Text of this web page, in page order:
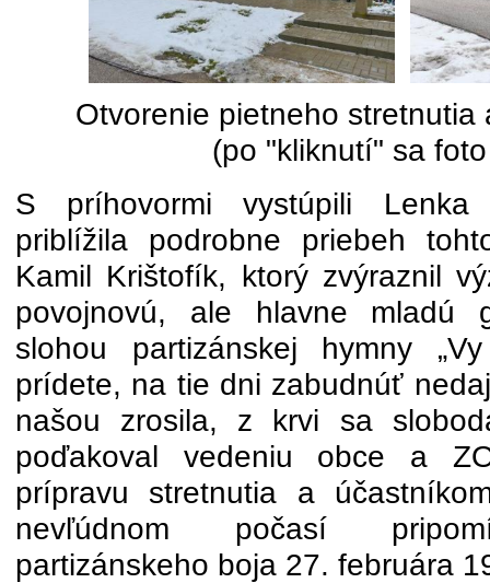
Otvorenie pietneho stretnutia
(po "kliknutí" sa
S príhovormi vystúpili Lenka
priblížila podrobne priebeh
Kamil Krištofík, ktorý zvýraznil
povojnovú, ale hlavne mladú
slohou partizánskej hymny
prídete, na tie dni zabudnúť
našou zrosila, z krvi sa
poďakoval vedeniu obce a
prípravu stretnutia a
nevľúdnom počasí
partizánskeho boja 27. februára